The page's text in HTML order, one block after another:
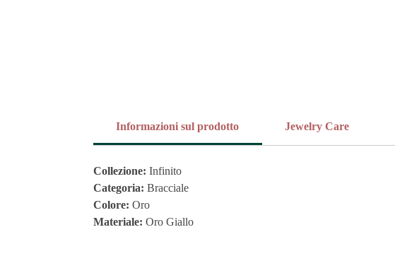
Informazioni sul prodotto Jewelry Care
Collezione: Infinito
Categoria: Bracciale
Colore: Oro
Materiale: Oro Giallo